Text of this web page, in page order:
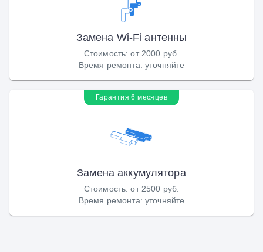
Замена Wi-Fi антенны
Стоимость:от 2000 руб.
Время ремонта: уточняйте
Гарантия 6 месяцев
Замена аккумулятора
Стоимость:от 2500 руб.
Время ремонта: уточняйте